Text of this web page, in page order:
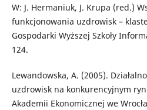
W: J. Hermaniuk, J. Krupa (red.)
funkcjonowania uzdrowisk –
Gospodarki Wyższej Szkoły
124.
Lewandowska, A. (2005).
uzdrowisk na konkurencyjnym
Akademii Ekonomicznej we